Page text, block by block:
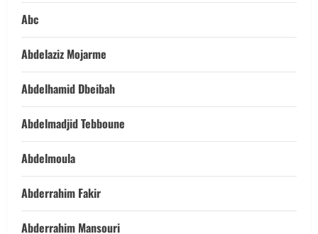
Abc
Abdelaziz Mojarme
Abdelhamid Dbeibah
Abdelmadjid Tebboune
Abdelmoula
Abderrahim Fakir
Abderrahim Mansouri